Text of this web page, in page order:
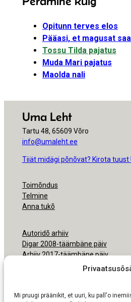
Mi pruugi präänikit, et uuri, ku pall'o
Opitunn terves elos
Pääasi, et magusat
Tossu Tilda pajatus
Muda Mari pajatus
Maolda nali
Uma Leht
Tartu 48, 65609 Võro
info@umaleht.ee
Tiiät midägi põnõvat? Kirota tuust
Toimõndus
Telmine
Anna tukõ
Autoridõ arhiiv
Digar 2008-täämbäne päiv
Arhiiv 2017-täämbäne päiv
Ligipäsemine